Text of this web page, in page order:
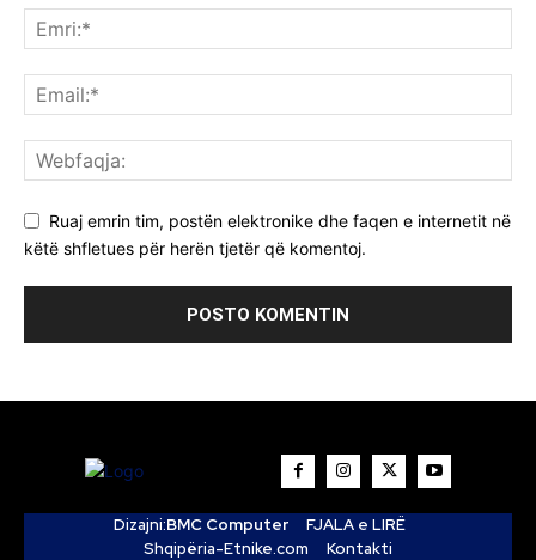
Ruaj emrin tim, postën elektronike dhe faqen e internetit në
këtë shfletues për herën tjetër që komentoj.
Dizajni:BMC Computer
FJALA e LIRË
Shqipëria-Etnike.com
Kontakti